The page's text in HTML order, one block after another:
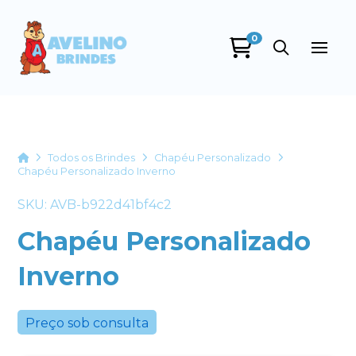
0
HomeTodos os Brindes
Chapéu Personalizado
Chapéu Personalizado Inverno
SKU: AVB-b922d41bf4c2
Chapéu Personalizado
Inverno
Preço sob consulta
+55